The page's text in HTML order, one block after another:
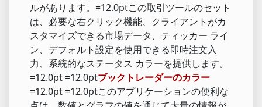
ルがあります。=12.0ptこの取引ツールのセット
は、必要な右クリック機能、クライアントがカ
スタマイズできる市場データ、ティッカー ライ
ン、デフォルト設定を使用できる即時注文入
力、系統的なステータス カラーを提供します。
=12.0pt =12.0ptブックトレーダーのカラー
=12.0pt =12.0ptこのアプリケーションの便利な